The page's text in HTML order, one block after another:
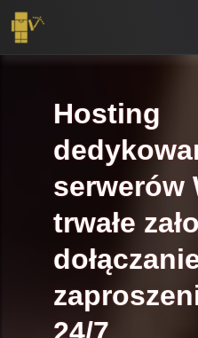
Hosting
serwerów
trwałe